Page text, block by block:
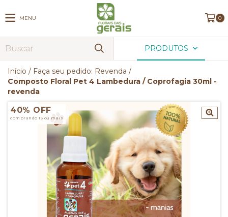
MENU 0
PRODUTOS
Início / Faça seu pedido: Revenda /
Composto Floral Pet 4 Lambedura / Coprofagia 30ml -
revenda
40% OFF
comprando 15 ou mais